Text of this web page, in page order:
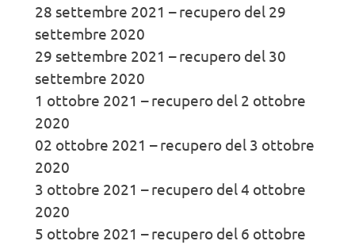
28 settembre 2021 – recupero del 29
settembre 2020
29 settembre 2021 – recupero del 30
settembre 2020
1 ottobre 2021 – recupero del 2 ottobre
2020
02 ottobre 2021 – recupero del 3 ottobre
2020
3 ottobre 2021 – recupero del 4 ottobre
2020
5 ottobre 2021 – recupero del 6 ottobre